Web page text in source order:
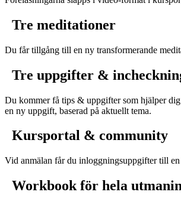
Tre meditationer
Du får tillgång till en ny transformerande
Tre uppgifter &
Du kommer få tips & uppgifter som hjälper
en ny uppgift, baserad på aktuellt tema.
Kursportal & community
Vid anmälan får du inloggningsuppgifter till
Workbook för hela